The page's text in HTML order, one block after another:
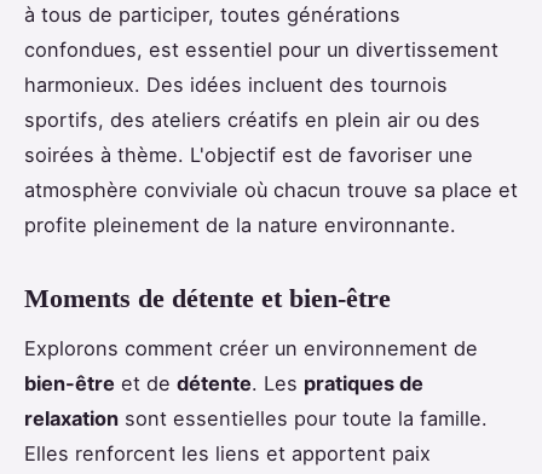
à tous de participer, toutes générations
confondues, est essentiel pour un divertissement
harmonieux. Des idées incluent des tournois
sportifs, des ateliers créatifs en plein air ou des
soirées à thème. L'objectif est de favoriser une
atmosphère conviviale où chacun trouve sa place et
profite pleinement de la nature environnante.
Moments de détente et bien-être
Explorons comment créer un environnement de
bien-être et de détente. Les pratiques de
relaxation sont essentielles pour toute la famille.
Elles renforcent les liens et apportent paix